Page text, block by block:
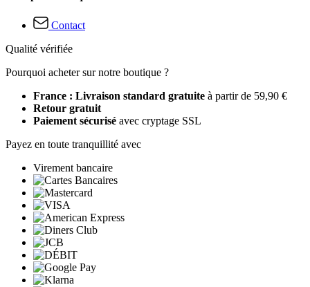
Contact
Qualité vérifiée
Pourquoi acheter sur notre boutique ?
France : Livraison standard gratuite à partir de 59,90 €
Retour gratuit
Paiement sécurisé avec cryptage SSL
Payez en toute tranquillité avec
Virement bancaire